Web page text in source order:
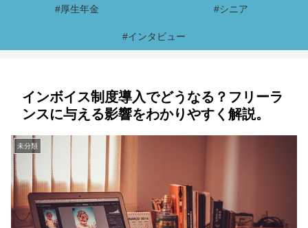
#厚生年金 #シニア
#インタビュー
インボイス制度導入でどうなる？フリーラ
ンスに与える影響をわかりやすく解説。
未分類